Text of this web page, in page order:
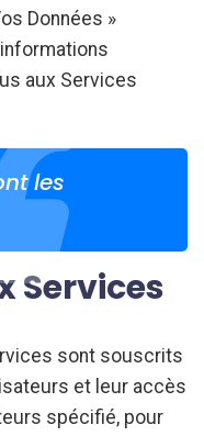
Données »
aux Services
les
Services
sont souscrits
et leur accès
spécifié, pour